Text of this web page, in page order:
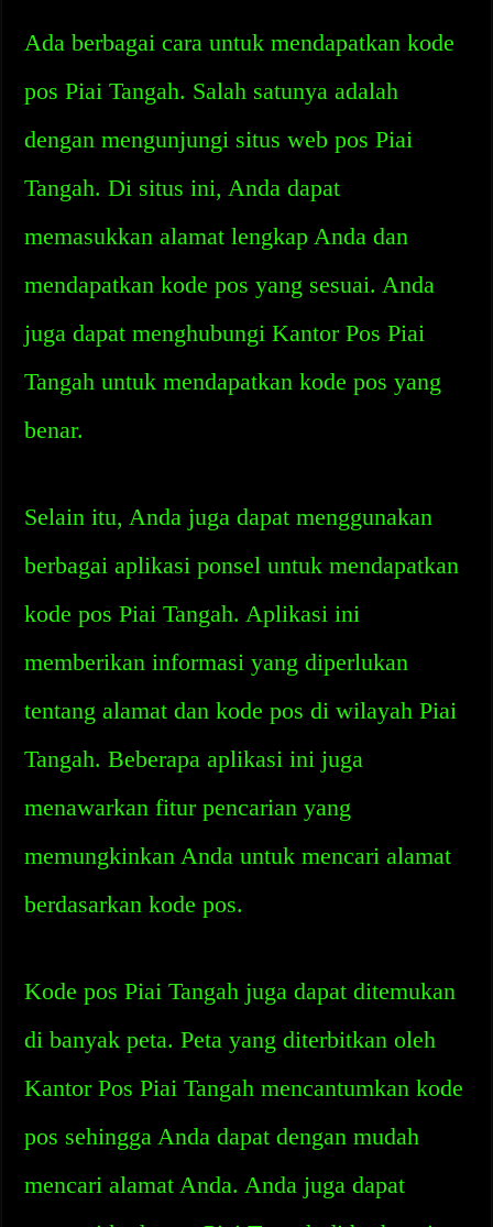
Ada berbagai cara untuk mendapatkan kode
pos Piai Tangah. Salah satunya adalah
dengan mengunjungi situs web pos Piai
Tangah. Di situs ini, Anda dapat
memasukkan alamat lengkap Anda dan
mendapatkan kode pos yang sesuai. Anda
juga dapat menghubungi Kantor Pos Piai
Tangah untuk mendapatkan kode pos yang
benar.
Selain itu, Anda juga dapat menggunakan
berbagai aplikasi ponsel untuk mendapatkan
kode pos Piai Tangah. Aplikasi ini
memberikan informasi yang diperlukan
tentang alamat dan kode pos di wilayah Piai
Tangah. Beberapa aplikasi ini juga
menawarkan fitur pencarian yang
memungkinkan Anda untuk mencari alamat
berdasarkan kode pos.
Kode pos Piai Tangah juga dapat ditemukan
di banyak peta. Peta yang diterbitkan oleh
Kantor Pos Piai Tangah mencantumkan kode
pos sehingga Anda dapat dengan mudah
mencari alamat Anda. Anda juga dapat